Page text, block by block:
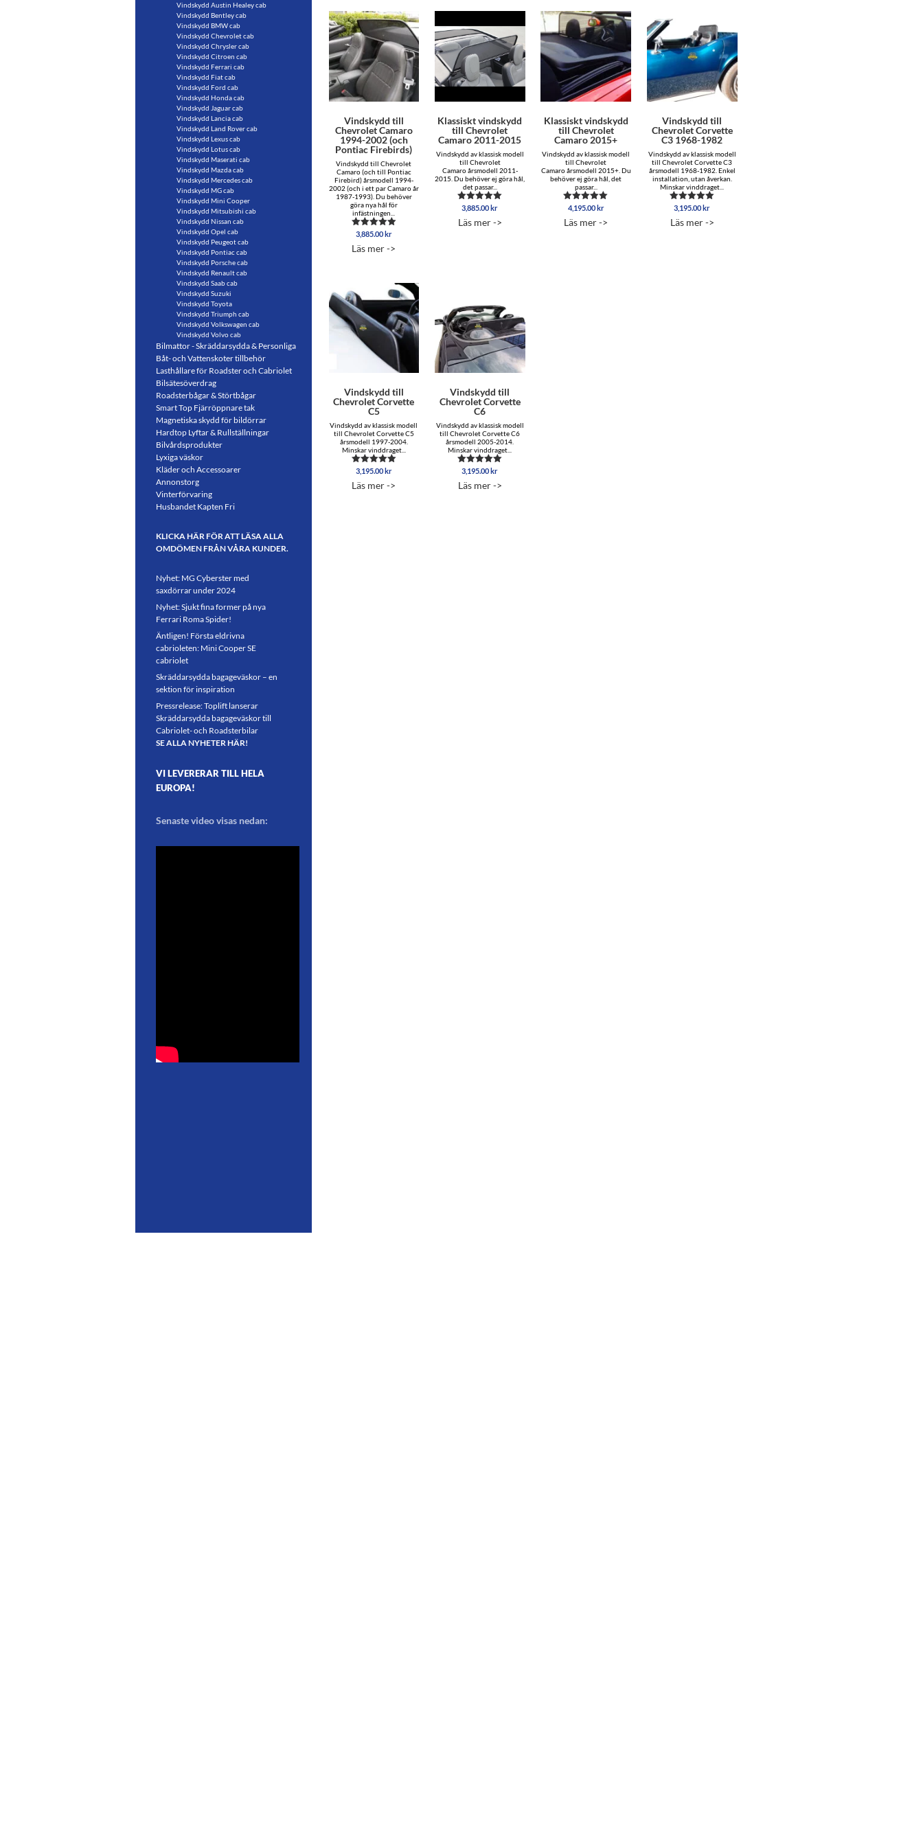
Vindskydd till
Chevrolet Camaro
1994-2002 (och
Pontiac Firebirds)
Vindskydd till Chevrolet
Camaro (och till Pontiac
Firebird) årsmodell 1994-
2002 (och i ett par Camaro år
1987-1993). Du behöver
göra nya hål för
infästningen...
Betygsatt
av 5
3,885.00kr
Läs mer ->
Klassiskt vindskydd
till Chevrolet
Camaro 2011-2015
Vindskydd av klassisk modell
till Chevrolet
Camaro årsmodell 2011-
2015. Du behöver ej göra hål,
det passar...
Betygsatt
av 5
3,885.00kr
Läs mer ->
Klassiskt vindskydd
till Chevrolet
Camaro 2015+
Vindskydd av klassisk modell
till Chevrolet
Camaro årsmodell 2015+. Du
behöver ej göra hål, det
passar...
Betygsatt
av 5
4,195.00kr
Läs mer ->
Vindskydd till
Chevrolet Corvette
C3 1968-1982
Vindskydd av klassisk modell
till Chevrolet Corvette C3
årsmodell 1968-1982. Enkel
installation, utan åverkan.
Minskar vinddraget...
Betygsatt
av 5
3,195.00kr
Läs mer ->
Vindskydd till
Chevrolet Corvette
C5
Vindskydd av klassisk modell
till Chevrolet Corvette C5
årsmodell 1997-2004.
Minskar vinddraget...
Betygsatt
av 5
3,195.00 kr
Läs mer ->
Vindskydd till
Chevrolet Corvette
C6
Vindskydd av klassisk modell
till Chevrolet Corvette C6
årsmodell 2005-2014.
Minskar vinddraget...
Betygsatt
av 5
3,195.00 kr
Läs mer ->
Vindskydd Austin Healey cab
Vindskydd Bentley cab
Vindskydd BMW cab
Vindskydd Chevrolet cab
Vindskydd Chrysler cab
Vindskydd Citroen cab
Vindskydd Ferrari cab
Vindskydd Fiat cab
Vindskydd Ford cab
Vindskydd Honda cab
Vindskydd Jaguar cab
Vindskydd Lancia cab
Vindskydd Land Rover cab
Vindskydd Lexus cab
Vindskydd Lotus cab
Vindskydd Maserati cab
Vindskydd Mazda cab
Vindskydd Mercedes cab
Vindskydd MG cab
Vindskydd Mini Cooper
Vindskydd Mitsubishi cab
Vindskydd Nissan cab
Vindskydd Opel cab
Vindskydd Peugeot cab
Vindskydd Pontiac cab
Vindskydd Porsche cab
Vindskydd Renault cab
Vindskydd Saab cab
Vindskydd Suzuki
Vindskydd Toyota
Vindskydd Triumph cab
Vindskydd Volkswagen cab
Vindskydd Volvo cab
Bilmattor - Skräddarsydda & Personliga
Båt- och Vattenskoter tillbehör
Lasthållare för Roadster och Cabriolet
Bilsätesöverdrag
Roadsterbågar & Störtbågar
Smart Top Fjärröppnare tak
Magnetiska skydd för bildörrar
Hardtop Lyftar & Rullställningar
Bilvårdsprodukter
Lyxiga väskor
Kläder och Accessoarer
Annonstorg
Vinterförvaring
Husbandet Kapten Fri
KLICKA HÄR FÖR ATT LÄSA ALLA
OMDÖMEN FRÅN VÅRA KUNDER.
Nyhet: MG Cyberster med
saxdörrar under 2024
Nyhet: Sjukt fina former på nya
Ferrari Roma Spider!
Äntligen! Första eldrivna
cabrioleten: Mini Cooper SE
cabriolet
Skräddarsydda bagageväskor – en
sektion för inspiration
Pressrelease: Toplift lanserar
Skräddarsydda bagageväskor till
Cabriolet- och Roadsterbilar
SE ALLA NYHETER HÄR!
VI LEVERERAR TILL HELA
EUROPA!
Senaste video visas nedan: